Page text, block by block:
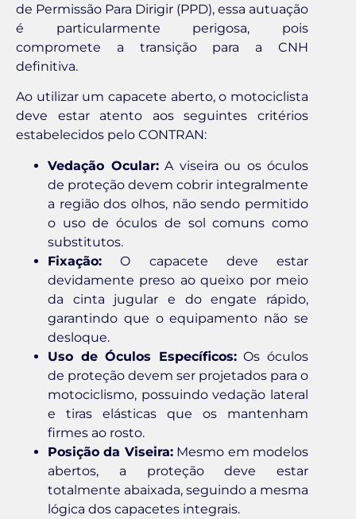
de Permissão Para Dirigir (PPD), essa autuação
é particularmente perigosa, pois
compromete a transição para a CNH
definitiva.
Ao utilizar um capacete aberto, o motociclista
deve estar atento aos seguintes critérios
estabelecidos pelo CONTRAN:
Vedação Ocular:A viseira ou os óculos
de proteção devem cobrir integralmente
a região dos olhos, não sendo permitido
o uso de óculos de sol comuns como
substitutos.
Fixação: O capacete deve estar
devidamente preso ao queixo por meio
da cinta jugular e do engate rápido,
garantindo que o equipamento não se
desloque.
Uso de Óculos Específicos:Os óculos
de proteção devem ser projetados para o
motociclismo, possuindo vedação lateral
e tiras elásticas que os mantenham
firmes ao rosto.
Posição da Viseira:Mesmo em modelos
abertos, a proteção deve estar
totalmente abaixada, seguindo a mesma
lógica dos capacetes integrais.